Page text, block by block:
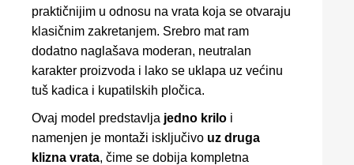
praktičnijim u odnosu na vrata koja se otvaraju
klasičnim zakretanjem. Srebro mat ram
dodatno naglašava moderan, neutralan
karakter proizvoda i lako se uklapa uz većinu
tuš kadica i kupatilskih pločica.
Ovaj model predstavlja jedno krilo i
namenjen je montaži isključivo uz druga
klizna vrata, čime se dobija kompletna